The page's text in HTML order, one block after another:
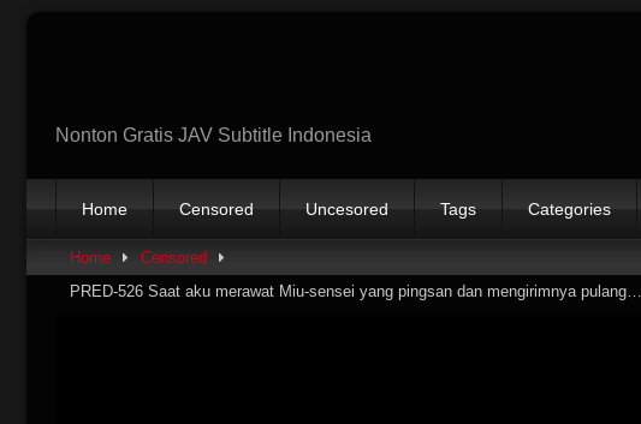
Nonton Gratis JAV Subtitle Indonesia
Home Censored Uncesored Tags Categories
Home
Censored
PRED-526 Saat aku merawat Miu-sensei yang pingsan dan mengirimnya